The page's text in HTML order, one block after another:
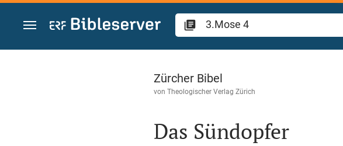
Zum Inhalt springen
3.Mose 4
Zürcher Bibel
von Theologischer Verlag Zürich
Das Sündopfer